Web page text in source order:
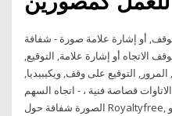
موقف, أو إشارة علامة صورة - شفافة
الاتجاه أو إشارة علامة, التوقيع,
التوقيع على وقف, ويكيبيديا,
قصاصة فنية ، - اتجاه السهم
الصورة شفافة حول Royaltyfree, الأسهم التصوير, موقف الاتجاه أو